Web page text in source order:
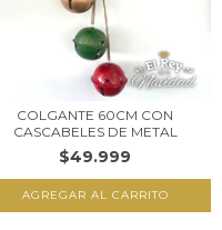
COLGANTE 60CM CON
CASCABELES DE METAL
$49.999